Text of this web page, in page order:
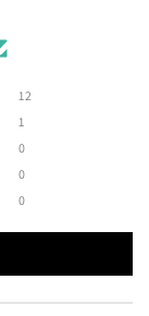
12
1
0
0
0